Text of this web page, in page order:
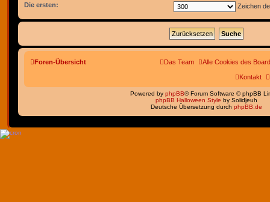
Die ersten: Zeichen
Foren-Übersicht Alle Cookies des
Das Team
Kontakt
Powered by phpBB® Forum Software © phpBB
phpBB Halloween Style by Solidjeuh
Deutsche Übersetzung durch phpBB.de